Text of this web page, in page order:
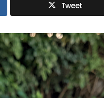
Tweet